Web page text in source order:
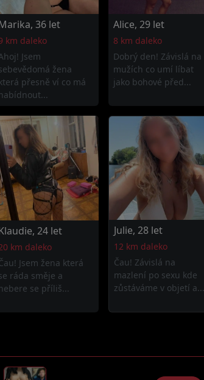
36 let
km daleko
Jsem
žena
přesně ví co má
Alice, 29 let
8 km daleko
Dobrý den! Závislá na
mužích co umí líbat
jako bohové před...
24 let
km daleko
Jsem žena která
ráda směje a
se příliš...
Julie, 28 let
12 km daleko
Čau! Závislá na
mazlení po sexu kde
zůstáváme v objetí a...